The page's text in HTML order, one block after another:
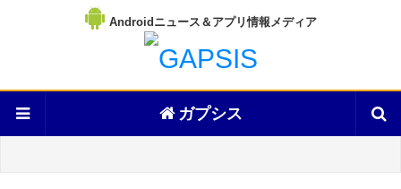
Androidニュース＆アプリ情報メディア
ガプシス